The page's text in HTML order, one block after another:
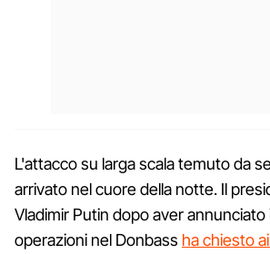
L'attacco su larga scala temuto da
arrivato nel cuore della notte. Il
Vladimir Putin dopo aver annunciato
operazioni nel Donbass ha chiesto